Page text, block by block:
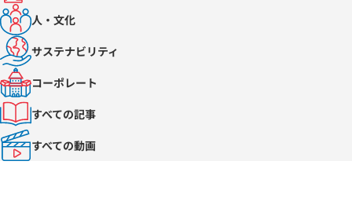
人・文化
サステナビリティ
コーポレート
すべての記事
すべての動画